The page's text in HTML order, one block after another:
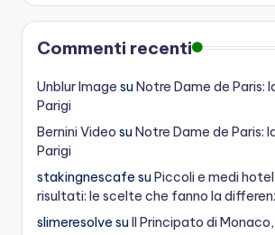
Commenti recenti
Unblur Image su Notre Dame de Paris:
Parigi
Bernini Video su Notre Dame de Paris:
Parigi
stakingnescafe su Piccoli e medi
risultati: le scelte che fanno la
slimeresolve su
Il Principato di